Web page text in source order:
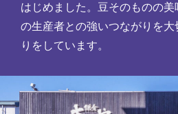
はじめました。豆そのものの
の生産者との強いつながりを大
りをしています。